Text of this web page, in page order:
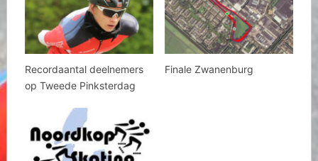
Recordaantal deelnemers
op Tweede Pinksterdag
Finale Zwanenburg